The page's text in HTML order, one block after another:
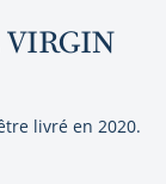
VIRGIN
livré en 2020.